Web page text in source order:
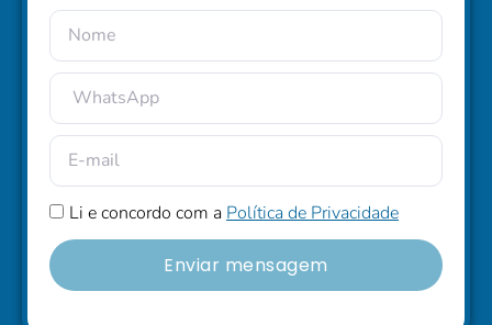
Li e concordo com a Política de Privacidade
Enviar mensagem